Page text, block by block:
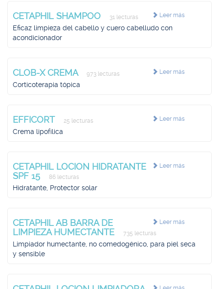
Leer más
CETAPHIL SHAMPOO 31 lecturas
Eficaz limpieza del cabello y cuero cabelludo con
acondicionador
Leer más
CLOB-X CREMA 973 lecturas
Corticoterapia tópica
Leer más
EFFICORT 25 lecturas
Crema lipofílica
Leer más
CETAPHIL LOCION HIDRATANTE
SPF 15
86 lecturas
Hidratante, Protector solar
Leer más
CETAPHIL AB BARRA DE
LIMPIEZA HUMECTANTE
735 lecturas
Limpiador humectante, no comedogénico, para piel seca
y sensible